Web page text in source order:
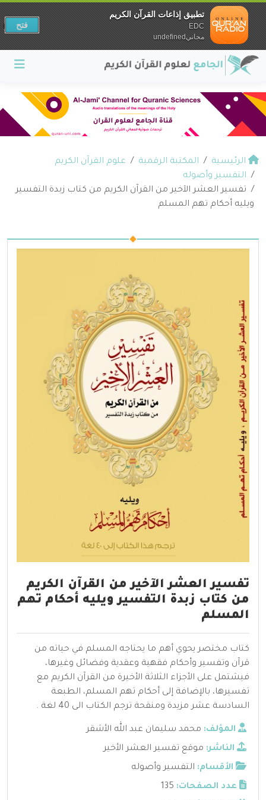
الرئيسية المكتبة الرقمية
علوم القرآن الكريم
التفسير وأصوله
تفسير العشر الآخير من القرآن الكريم من كتاب زبدة التفسير
ويليه أحكام تهم المسلم
تفسير العشر الآخير من القرآن الكريم
من كتاب زبدة التفسير ويليه أحكام تهم
المسلم
كتاب مختصر يحوي أهم ما يحتاجه المسلم في حياته من
قرآن وتفسير وأحكام فقهية وعقدية وفضائل وغيرها،
فيشتمل على الأجزاء الثلاثة الأخيرة من القرآن الكريم مع
تفسيرها، بالإضافة إلى أحكام تهم المسلم، الطبعة
السادسة عشر مزيدة ومنقحة ترجم الكتاب الى 40 لغة .
المؤلف: محمد سليمان عبد الله الأشقر
الناشر: موقع تفسير العشر الأخير
الأقسام: التفسير وأصوله
عدد الصفحات: 135
تطبيق إذاعات القرآن الكريم
EDC
مجانيundefined
فتح